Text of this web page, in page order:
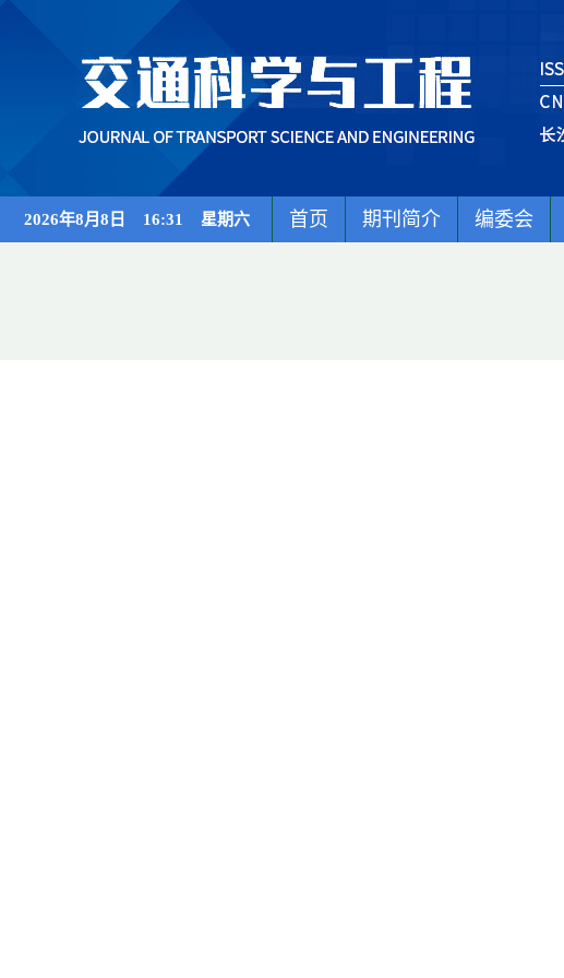
2026年8月8日 16:31 星期六 首页 期刊简介 编委会